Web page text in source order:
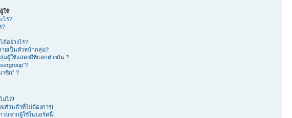
ใช้
ไร?
?
ด้อย่างไร?
ยเป็นหัวหน้ากลุ่ม?
ลุ่มผู้ใช้แสดงสีที่แตกต่างกัน ?
าชิก” ?
ม่ได้!
ส่วนตัวที่ไม่ต้องการ!
วนจากผู้ใช้ในบอร์ดนี้!